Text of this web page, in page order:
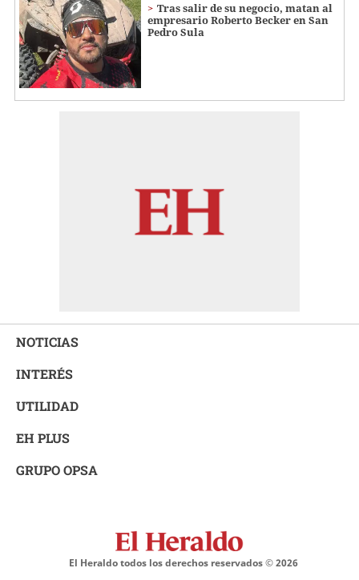
Tras salir de su negocio, matan al
empresario Roberto Becker en San
Pedro Sula
NOTICIAS
INTERÉS
UTILIDAD
EH PLUS
GRUPO OPSA
El Heraldo todos los derechos reservados ©2026